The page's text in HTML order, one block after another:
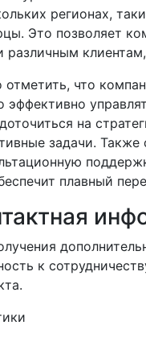
регионах,
Это позволяет
различным
отметить, что
эффективно
на
задачи. Также
плавный
к